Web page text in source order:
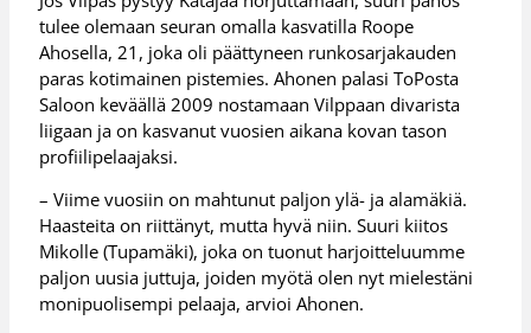
tulee olemaan seuran omalla kasvatilla Roope
Ahosella, 21, joka oli päättyneen runkosarjakauden
paras kotimainen pistemies. Ahonen palasi ToPosta
Saloon keväällä 2009 nostamaan Vilppaan divarista
liigaan ja on kasvanut vuosien aikana kovan tason
profiilipelaajaksi.
– Viime vuosiin on mahtunut paljon ylä- ja alamäkiä.
Haasteita on riittänyt, mutta hyvä niin. Suuri kiitos
Mikolle (Tupamäki), joka on tuonut harjoitteluumme
paljon uusia juttuja, joiden myötä olen nyt mielestäni
monipuolisempi pelaaja, arvioi Ahonen.